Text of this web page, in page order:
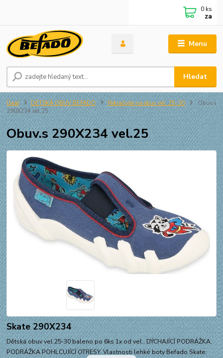
Menu
Hledat
0 ks
za
Úvod DĚTSKÁ OBUV BEFADO Pokračujte na obuv vel. 25-30
Obuv.s
290X234 vel.25
Obuv.s 290X234 vel.25
Skate 290X234
Dětská obuv vel.25-30 baleno po 6ks 1x od vel., DÝCHAJÍCÍ PODRÁŽKA,
PODRÁŽKA POHLCUJÍCÍ OTRESY. Vlastnosti lehké boty Befado Skate: